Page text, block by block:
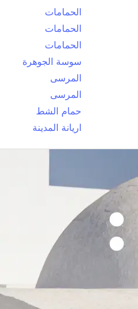
الحمامات
الحمامات
الحمامات
سوسة الجوهرة
المرسى
المرسى
حمام الشط
اريانة المدينة